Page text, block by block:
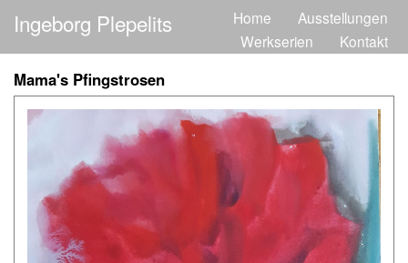
Direkt
Inhalt
navigation
Home
Ausstellungen
Werkserien
Kontakt
Ingeborg Plepelits
Mama's Pfingstrosen